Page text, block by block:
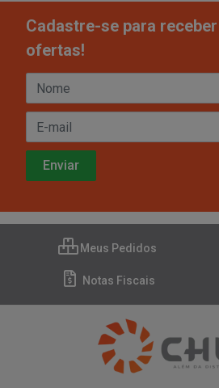
Cadastre-se para
ofertas!
Meus Pedidos
Notas Fiscais